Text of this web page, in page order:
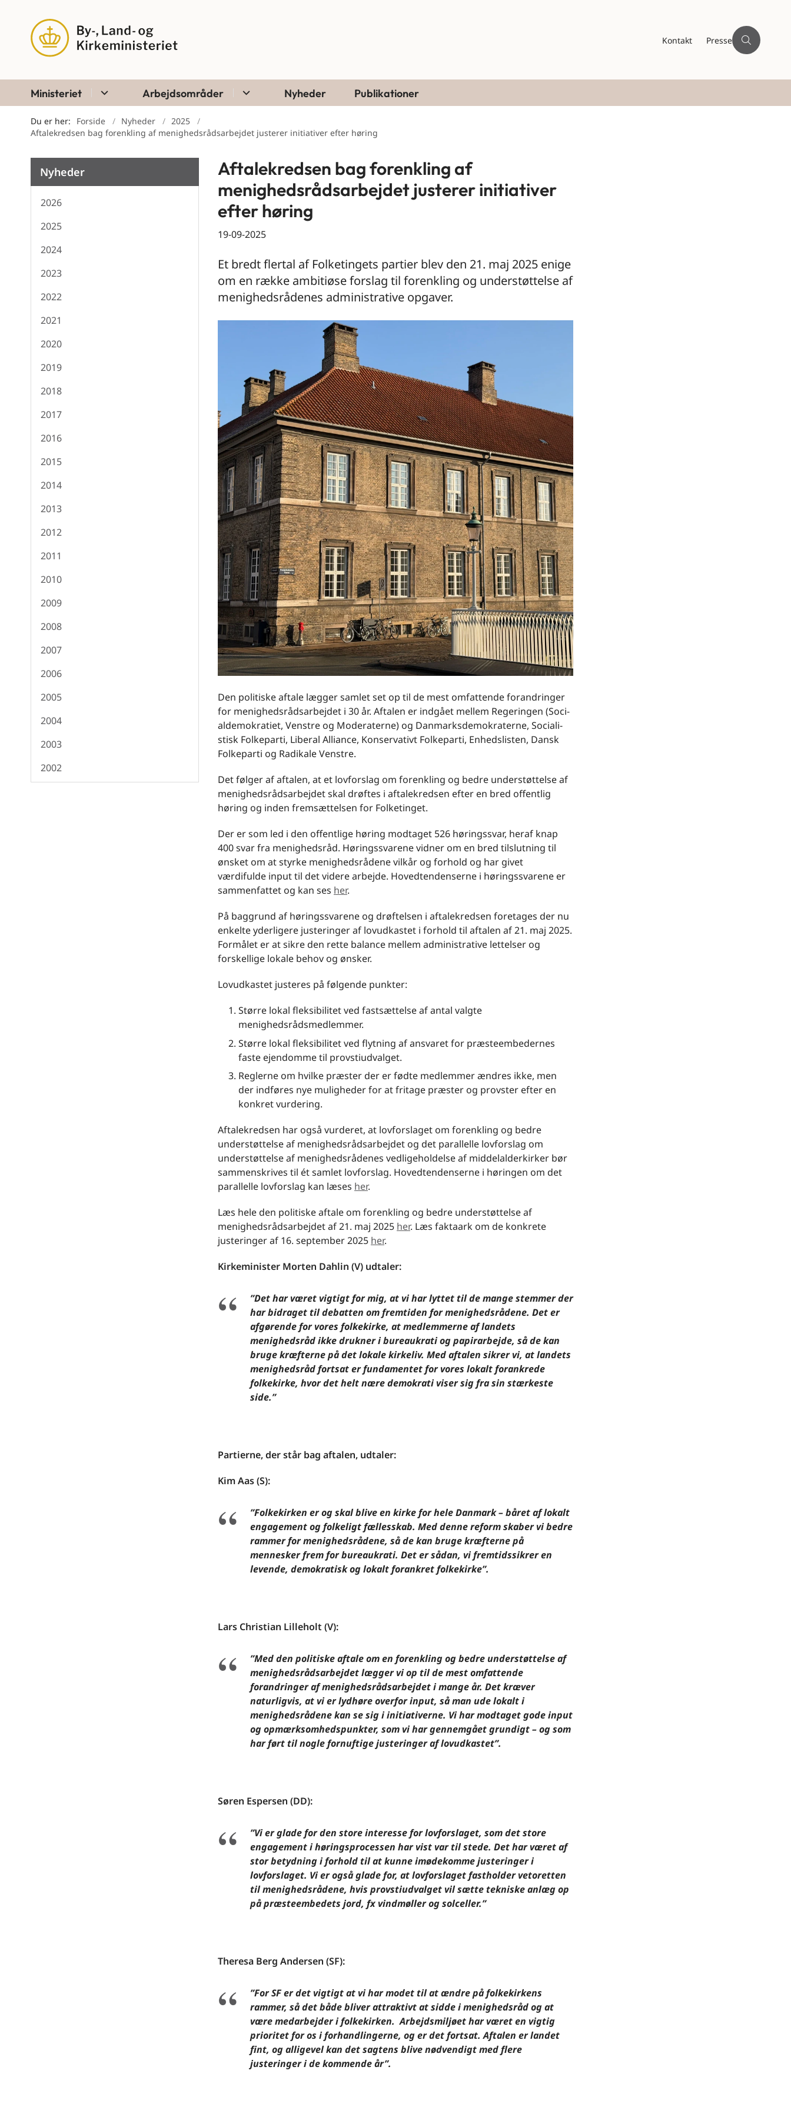
Kontakt Presse
Ministeriet Arbejdsområder Nyheder Publikationer
Du er her: Forside Nyheder
2025
Aftalekredsen bag forenkling af menighedsrådsarbejdet justerer initiativer efter høring
Nyheder
2026
2025
2024
2023
2022
2021
2020
2019
2018
2017
2016
2015
2014
2013
2012
2011
2010
2009
2008
2007
2006
2005
2004
2003
2002
Aftalekredsen bag forenkling af
menighedsrådsarbejdet justerer initiativer
efter høring
19-09-2025
Et bredt flertal af Folketingets partier blev den 21. maj 2025 enige
om en række ambitiøse forslag til forenkling og understøttelse af
menighedsrådenes administrative opgaver.
Den politiske aftale lægger samlet set op til de mest omfattende forandringer
for menighedsrådsarbejdet i 30 år. Aftalen er indgået mellem Regeringen (Soci-
aldemokratiet, Venstre og Moderaterne) og Danmarksdemokraterne, Sociali-
stisk Folkeparti, Liberal Alliance, Konservativt Folkeparti, Enhedslisten, Dansk
Folkeparti og Radikale Venstre.
Det følger af aftalen, at et lovforslag om forenkling og bedre understøttelse af
menighedsrådsarbejdet skal drøftes i aftalekredsen efter en bred offentlig
høring og inden fremsættelsen for Folketinget.
Der er som led i den offentlige høring modtaget 526 høringssvar, heraf knap
400 svar fra menighedsråd. Høringssvarene vidner om en bred tilslutning til
ønsket om at styrke menighedsrådene vilkår og forhold og har givet
værdifulde input til det videre arbejde. Hovedtendenserne i høringssvarene er
sammenfattet og kan ses her.
På baggrund af høringssvarene og drøftelsen i aftalekredsen foretages der nu
enkelte yderligere justeringer af lovudkastet i forhold til aftalen af 21. maj 2025.
Formålet er at sikre den rette balance mellem administrative lettelser og
forskellige lokale behov og ønsker.
Lovudkastet justeres på følgende punkter:
Større lokal fleksibilitet ved fastsættelse af antal valgte
menighedsrådsmedlemmer.
Større lokal fleksibilitet ved flytning af ansvaret for præsteembedernes
faste ejendomme til provstiudvalget.
Reglerne om hvilke præster der er fødte medlemmer ændres ikke, men
der indføres nye muligheder for at fritage præster og provster efter en
konkret vurdering.
Aftalekredsen har også vurderet, at lovforslaget om forenkling og bedre
understøttelse af menighedsrådsarbejdet og det parallelle lovforslag om
understøttelse af menighedsrådenes vedligeholdelse af middelalderkirker bør
sammenskrives til ét samlet lovforslag. Hovedtendenserne i høringen om det
parallelle lovforslag kan læses her.
Læs hele den politiske aftale om forenkling og bedre understøttelse af
menighedsrådsarbejdet af 21. maj 2025 her. Læs faktaark om de konkrete
justeringer af 16. september 2025 her.
Kirkeminister Morten Dahlin (V) udtaler:
”Det har været vigtigt for mig, at vi har lyttet til de mange stemmer der
har bidraget til debatten om fremtiden for menighedsrådene. Det er
afgørende for vores folkekirke, at medlemmerne af landets
menighedsråd ikke drukner i bureaukrati og papirarbejde, så de kan
bruge kræfterne på det lokale kirkeliv. Med aftalen sikrer vi, at landets
menighedsråd fortsat er fundamentet for vores lokalt forankrede
folkekirke, hvor det helt nære demokrati viser sig fra sin stærkeste
side.”
Partierne, der står bag aftalen, udtaler:
Kim Aas (S):
”Folkekirken er og skal blive en kirke for hele Danmark – båret af lokalt
engagement og folkeligt fællesskab. Med denne reform skaber vi bedre
rammer for menighedsrådene, så de kan bruge kræfterne på
mennesker frem for bureaukrati. Det er sådan, vi fremtidssikrer en
levende, demokratisk og lokalt forankret folkekirke”.
Lars Christian Lilleholt (V):
”Med den politiske aftale om en forenkling og bedre understøttelse af
menighedsrådsarbejdet lægger vi op til de mest omfattende
forandringer af menighedsrådsarbejdet i mange år. Det kræver
naturligvis, at vi er lydhøre overfor input, så man ude lokalt i
menighedsrådene kan se sig i initiativerne. Vi har modtaget gode input
og opmærksomhedspunkter, som vi har gennemgået grundigt – og som
har ført til nogle fornuftige justeringer af lovudkastet”.
Søren Espersen (DD):
”Vi er glade for den store interesse for lovforslaget, som det store
engagement i høringsprocessen har vist var til stede. Det har været af
stor betydning i forhold til at kunne imødekomme justeringer i
lovforslaget. Vi er også glade for, at lovforslaget fastholder vetoretten
til menighedsrådene, hvis provstiudvalget vil sætte tekniske anlæg op
på præsteembedets jord, fx vindmøller og solceller.”
Theresa Berg Andersen (SF):
”For SF er det vigtigt at vi har modet til at ændre på folkekirkens
rammer, så det både bliver attraktivt at sidde i menighedsråd og at
være medarbejder i folkekirken. Arbejdsmiljøet har været en vigtig
prioritet for os i forhandlingerne, og er det fortsat. Aftalen er landet
fint, og alligevel kan det sagtens blive nødvendigt med flere
justeringer i de kommende år”.